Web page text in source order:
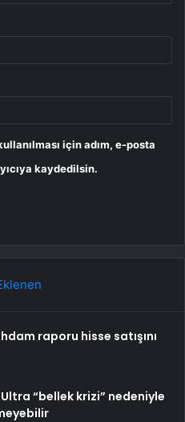
için adım, e-posta
kaydedilsin.
raporu hisse satışını
“bellek krizi” nedeniyle